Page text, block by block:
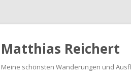
Matthias Reichert
Meine schönsten Wanderungen und